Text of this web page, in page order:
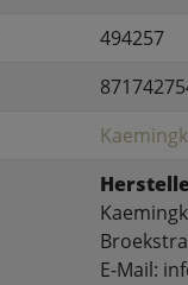
494257
Kaemingk
E-Mail: